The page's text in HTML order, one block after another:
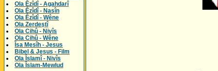
Ola Êzîdî - Agahdarî
Ola Êzîdî - Nasîn
Ola Êzîdî - Wêne
Ola Zerdeştî
Ola Cihû - Nivîs
Ola Cihû - Wêne
Îsa Mesîh - Jesus
Bibel & Jesus - Film
Ola Îslamî - Nivîs
Ola Îslam-Mewlud